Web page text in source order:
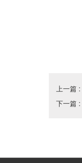
上一篇 :
下一篇 :